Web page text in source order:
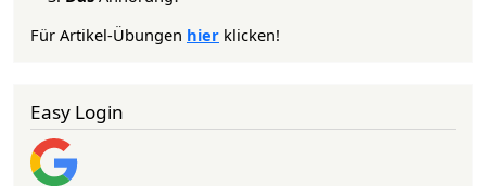
Für Artikel-Übungen hier klicken!
Easy Login